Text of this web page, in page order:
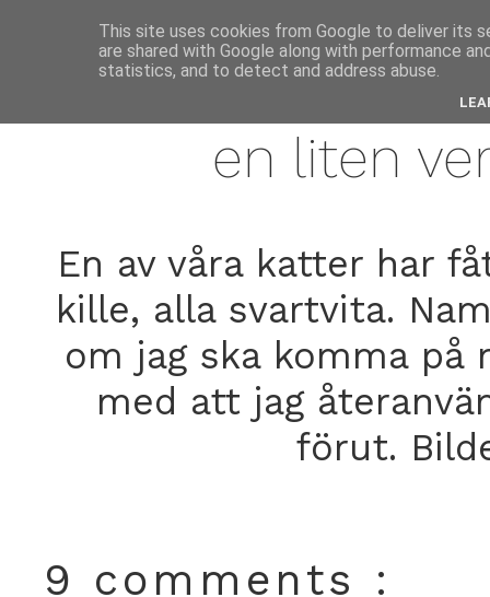
en liten
En av våra katter har
kille, alla svartvita.
om jag ska komma på
med att jag
förut.
9 comments :
This site uses cookies from Google to deliver its
are shared with Google along with performance
statistics, and to detect and address abuse.